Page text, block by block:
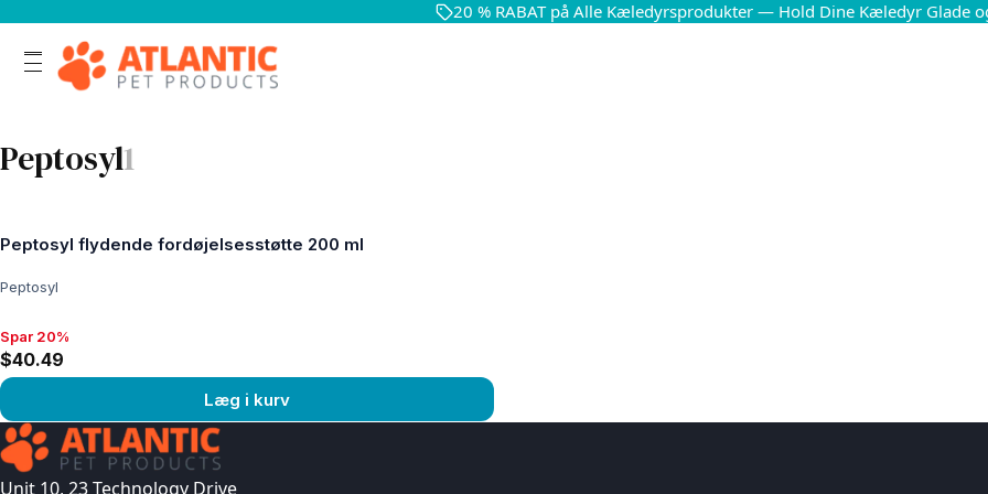
20 % RABAT på Alle Kæledyrsprodukter — Hold Dine Kæledyr Glade
Peptosyl1
Peptosyl flydende fordøjelsesstøtte 200 ml
Peptosyl
Spar 20%, $40.49
Spar 20%
$40.49
Læg i kurv
Se produkt
Unit 10, 23 Technology Drive